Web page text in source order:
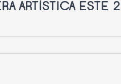
ARTÍSTICA ESTE